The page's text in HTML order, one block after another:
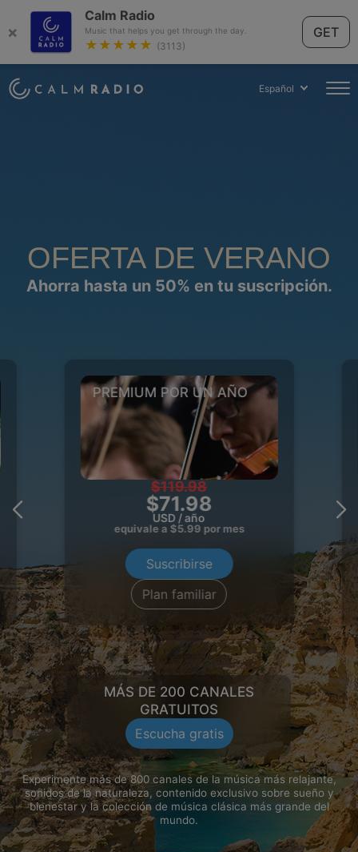
×
Calm Radio
Music that helps you get through the day.
★★★★★ (3113)
GET
Español
OFERTA DE VERANO
Ahorra hasta un 50% en tu suscripción.
$119.98
$71.98
USD / año
equivale a $5.99 por mes
Suscribirse
Plan familiar
PREMIUM POR UN AÑO
Escucha gratis
MÁS DE 200 CANALES
GRATUITOS
Experimente más de 800 canales de la música más relajante,
sonidos de la naturaleza, contenido exclusivo sobre sueño y
bienestar y la colección de música clásica más grande del
mundo.